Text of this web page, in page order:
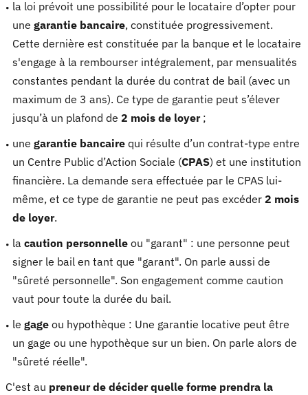
la loi prévoit une possibilité pour le locataire d’opter pour
une garantie bancaire, constituée progressivement.
Cette dernière est constituée par la banque et le locataire
s'engage à la rembourser intégralement, par mensualités
constantes pendant la durée du contrat de bail (avec un
maximum de 3 ans). Ce type de garantie peut s’élever
jusqu’à un plafond de 2 mois de loyer;
une garantie bancaire qui résulte d’un contrat-type entre
un Centre Public d’Action Sociale (CPAS) et une institution
financière. La demande sera effectuée par le CPAS lui-
même, et ce type de garantie ne peut pas excéder 2 mois
de loyer.
la caution personnelle ou "garant" : une personne peut
signer le bail en tant que "garant". On parle aussi de
"sûreté personnelle". Son engagement comme caution
vaut pour toute la durée du bail.
le gage ou hypothèque : Une garantie locative peut être
un gage ou une hypothèque sur un bien. On parle alors de
"sûreté réelle".
C'est au preneur de décider quelle forme prendra la